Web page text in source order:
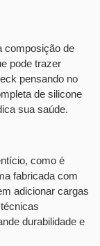
composição de
pode trazer
pensando no
de silicone
sua saúde.
como é
fabricada com
adicionar cargas
durabilidade e